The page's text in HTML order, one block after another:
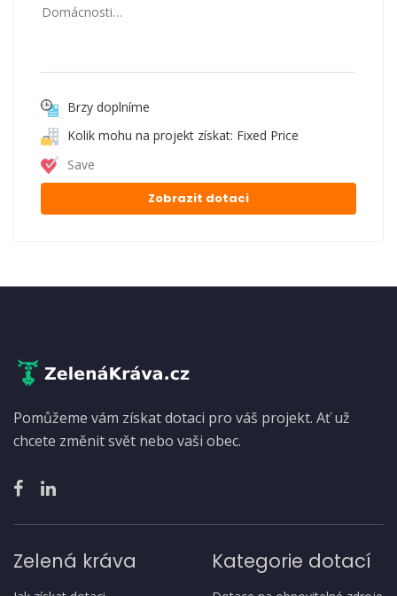
Domácnosti…
Brzy doplníme
Kolik mohu na projekt získat: Fixed Price
Save
Zobrazit dotaci
Pomůžeme vám získat dotaci pro váš projekt. Ať už
chcete změnit svět nebo vaši obec.
Zelená kráva Kategorie dotací